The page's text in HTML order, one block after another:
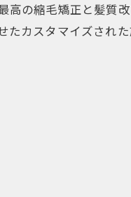
高の縮毛矯正と髪質
たカスタマイズされ